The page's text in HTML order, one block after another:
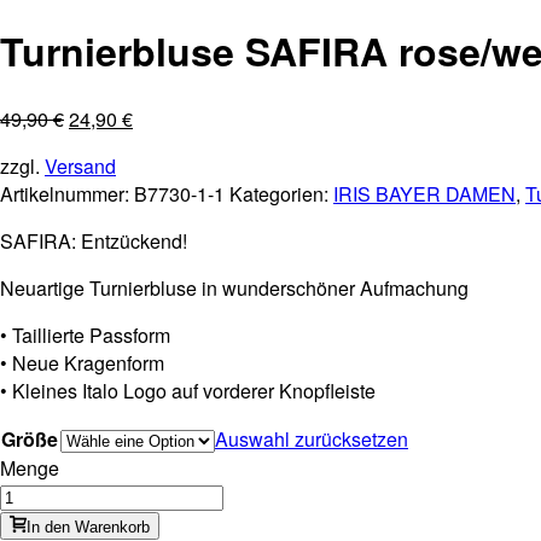
Turnierbluse SAFIRA rose/
49,90€24,90 €
zzgl. Versand
Artikelnummer: B7730-1-1 Kategorien: IRIS BAYER DAMEN,
SAFIRA: Entzückend!
Neuartige Turnierbluse in wunderschöner Aufmachung
• Taillierte Passform
• Neue Kragenform
• Kleines Italo Logo auf vorderer Knopfleiste
Größe
Auswahl zurücksetzen
Menge
In den Warenkorb